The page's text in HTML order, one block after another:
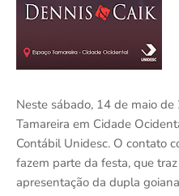
Neste sábado, 14 de maio
Tamareira em Cidade
Contábil Unidesc. O contato
fazem parte da festa, que
apresentação da dupla